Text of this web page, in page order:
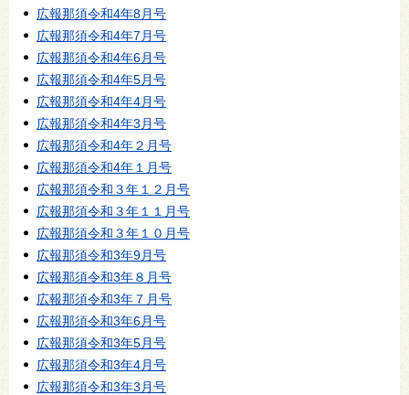
広報那須令和4年8月号
広報那須令和4年7月号
広報那須令和4年6月号
広報那須令和4年5月号
広報那須令和4年4月号
広報那須令和4年3月号
広報那須令和4年２月号
広報那須令和4年１月号
広報那須令和３年１２月号
広報那須令和３年１１月号
広報那須令和３年１０月号
広報那須令和3年9月号
広報那須令和3年８月号
広報那須令和3年７月号
広報那須令和3年6月号
広報那須令和3年5月号
広報那須令和3年4月号
広報那須令和3年3月号